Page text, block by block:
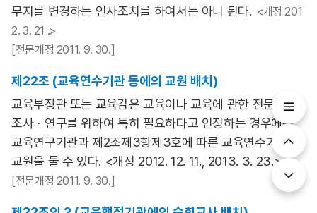
무지를 변경하는 인사조치를 하여서는 아니 된다. <개정 201
2. 3. 21 .>
[전문개정 2011. 9. 30.]
제22조 (교육연수기관 등에의 교원 배치)
교육부장관 또는 교육감은 교육이나 교육에 관한 전문적인
조사ㆍ연구를 위하여 특히 필요하다고 인정하는 경우에는
교육연구기관과 제2조제3항제3호에 따른 교육연수기관에
교원을 둘 수 있다. <개정 2012. 12. 11., 2013. 3. 23.>
[전문개정 2011. 9. 30.]